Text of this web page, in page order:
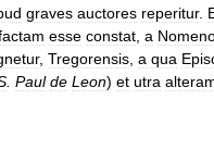
graves auctores reperitur.
esse constat a
, Tregorensis a qua
Paul de Leon) et utra